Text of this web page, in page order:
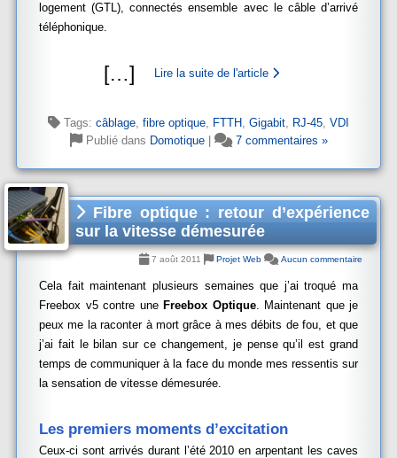
logement (GTL), connectés ensemble avec le câble d’arrivé
téléphonique.
[…] Lire la suite de l'article
Tags: câblage, fibre optique, FTTH, Gigabit, RJ-45, VDI
Publié dans Domotique| 7 commentaires »
Fibre optique : retour d’expérience
sur la vitesse démesurée
7 août 2011 Projet Web Aucun commentaire
Cela fait maintenant plusieurs semaines que j’ai troqué ma
Freebox v5 contre une Freebox Optique. Maintenant que je
peux me la raconter à mort grâce à mes débits de fou, et que
j’ai fait le bilan sur ce changement, je pense qu’il est grand
temps de communiquer à la face du monde mes ressentis sur
la sensation de vitesse démesurée.
Les premiers moments d’excitation
Ceux-ci sont arrivés durant l’été 2010 en arpentant les caves